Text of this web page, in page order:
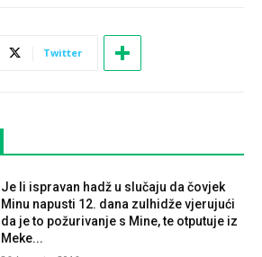
Twitter
Je li ispravan hadž u slučaju da čovjek
Minu napusti 12. dana zulhidže vjerujući
da je to požurivanje s Mine, te otputuje iz
Meke...